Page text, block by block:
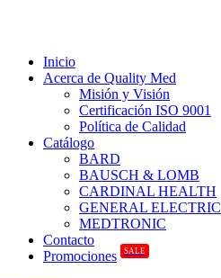
Inicio
Acerca de Quality Med
Misión y Visión
Certificación ISO 9001
Política de Calidad
Catálogo
BARD
BAUSCH & LOMB
CARDINAL HEALTH
GENERAL ELECTRIC
MEDTRONIC
Contacto
Promociones
SALE